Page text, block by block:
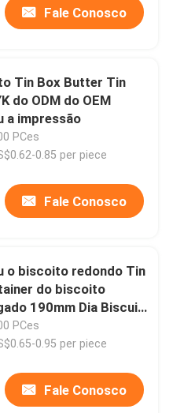
Fale Conosco
Tin Box Butter Tin
do ODM do OEM
a impressão
PCes
0.85 per piece
Fale Conosco
o biscoito redondo Tin
do biscoito
190mm Dia Biscuit
PCes
0.95 per piece
Fale Conosco